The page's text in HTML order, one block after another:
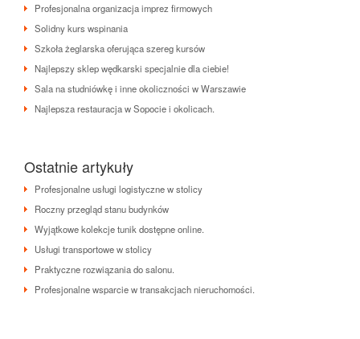
Profesjonalna organizacja imprez firmowych
Solidny kurs wspinania
Szkoła żeglarska oferująca szereg kursów
Najlepszy sklep wędkarski specjalnie dla ciebie!
Sala na studniówkę i inne okoliczności w Warszawie
Najlepsza restauracja w Sopocie i okolicach.
Ostatnie artykuły
Profesjonalne usługi logistyczne w stolicy
Roczny przegląd stanu budynków
Wyjątkowe kolekcje tunik dostępne online.
Usługi transportowe w stolicy
Praktyczne rozwiązania do salonu.
Profesjonalne wsparcie w transakcjach nieruchomości.